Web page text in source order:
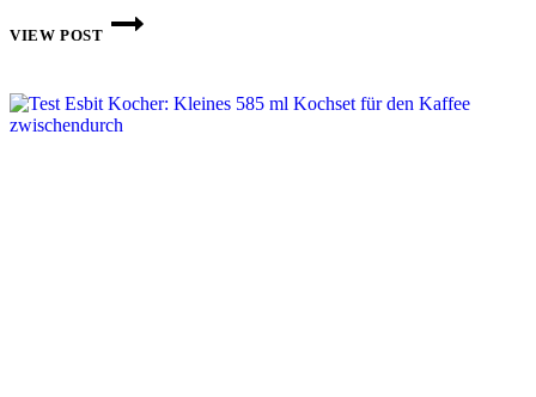
VIEW POSTPERSONEN
ADVENTURE
BREEZE